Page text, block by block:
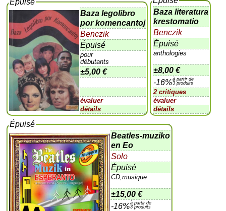
Baza legolibro
por komencantoj
Benczik
Épuisé
pour
débutants
±5,00 €
évaluer
détails
Baza literatura
krestomatio
Benczik
Épuisé
anthologies
±8,00 €
-16%à partir de
3 produits
2 critiques
évaluer
détails
Épuisé
Beatles-muziko
en Eo
Solo
Épuisé
CD,musique
±15,00 €
-16%à partir de
3 produits